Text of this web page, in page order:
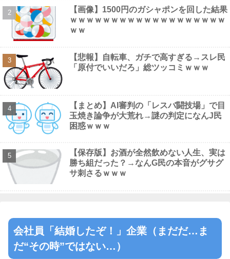
【画像】 マスパンこと枡田絵理奈アナ、地上波でまさかのパ○チ
NEW!
【画像】 渋谷のナイトプール、谷間とお尻のパラダイスだった件
ｗｗｗｗｗｗ NEW!
【画像】1500円のガシャポンを回した結果
ｗｗｗｗｗｗｗｗｗｗｗｗｗｗｗｗｗｗｗ
ｗｗ
【悲報】自転車、ガチで高すぎる→スレ民
「原付でいいだろ」総ツッコミｗｗｗ
【まとめ】AI審判の「レスバ闘技場」で目
玉焼き論争が大荒れ→謎の判定になんJ民
困惑ｗｗｗ
【保存版】お酒が全然飲めない人生、実は
勝ち組だった？→なんG民の本音がグサグ
サ刺さるｗｗｗ
会社員「結婚したぞ！」企業（まだだ…ま
だ“その時”ではない…）